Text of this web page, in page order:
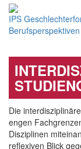
IPS
Berufsperspektiven
Die
engen
Disziplinen
reflexiven Blick